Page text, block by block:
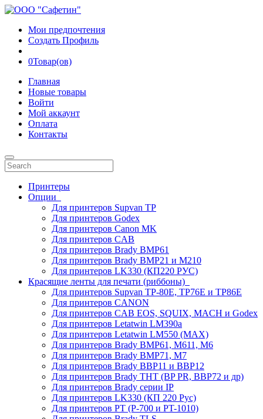
Мои предпочтения
Создать Профиль
0Товар(ов)
Главная
Новые товары
Войти
Мой аккаунт
Оплата
Контакты
Принтеры
Опции
Для принтеров Supvan TP
Для принтеров Godex
Для принтеров Canon MK
Для принтеров CAB
Для принтеров Brady BMP61
Для принтеров Brady BMP21 и M210
Для принтеров LK330 (КП220 РУС)
Красящие ленты для печати (риббоны)
Для принтеров Supvan TP-80E, TP76E и TP86E
Для принтеров CANON
Для принтеров CAB EOS, SQUIX, MACH и Godex
Для принтеров Letatwin LM390a
Для принтеров Letatwin LM550 (MAX)
Для принтеров Brady BMP61, M611, M6
Для принтеров Brady BMP71, M7
Для принтеров Brady BBP11 и BBP12
Для принтеров Brady THT (BP PR, BBP72 и др)
Для принтеров Brady серии IP
Для принтеров LK330 (КП 220 Рус)
Для принтеров PT (P-700 и PT-1010)